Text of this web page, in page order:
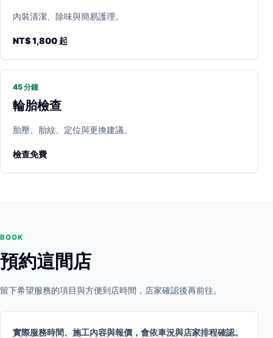
內裝清潔、除味與簡易護理。
NT$ 1,800 起
45 分鐘
輪胎檢查
胎壓、胎紋、定位與更換建議。
檢查免費
BOOK
預約這間店
留下希望服務的項目與方便到店時間，店家確認後再前往。
實際服務時間、施工內容與報價，會依車況與店家排程確認。